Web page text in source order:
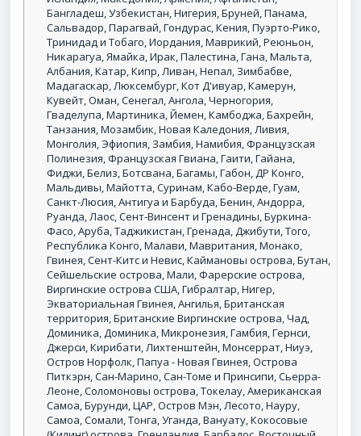
Бангладеш, Узбекистан, Нигерия, Бруней, Панама,
Сальвадор, Парагвай, Гондурас, Кения, Пуэрто-Рико,
Тринидад и Тобаго, Иордания, Маврикий, Реюньон,
Никарагуа, Ямайка, Ирак, Палестина, Гана, Мальта,
Албания, Катар, Кипр, Ливан, Непал, Зимбабве,
Мадагаскар, Люксембург, Кот Д'ивуар, Камерун,
Кувейт, Оман, Сенегал, Ангола, Черногория,
Гваделупа, Мартиника, Йемен, Камбоджа, Бахрейн,
Танзания, Мозамбик, Новая Каледония, Ливия,
Монголия, Эфиопия, Замбия, Намибия, Французская
Полинезия, Французская Гвиана, Гаити, Гайана,
Фиджи, Белиз, Ботсвана, Багамы, Габон, ДР Конго,
Мальдивы, Майотта, Суринам, Кабо-Верде, Гуам,
Санкт-Люсия, Антигуа и Барбуда, Бенин, Андорра,
Руанда, Лаос, Сент-Винсент и Гренадины, Буркина-
Фасо, Аруба, Таджикистан, Гренада, Джибути, Того,
Республика Конго, Малави, Мавритания, Монако,
Гвинея, Сент-Китс и Невис, Каймановы острова, Бутан,
Сейшельские острова, Мали, Фарерские острова,
Виргинские острова США, Гибралтар, Нигер,
Экваториальная Гвинея, Ангилья, Британская
территория, Британские Виргинские острова, Чад,
Доминика, Доминика, Микронезия, Гамбия, Гернси,
Джерси, Кирибати, Лихтенштейн, Монсеррат, Ниуэ,
Остров Норфолк, Папуа - Новая Гвинея, Острова
Питкэрн, Сан-Марино, Сан-Томе и Принсипи, Сьерра-
Леоне, Соломоновы острова, Токелау, Американская
Самоа, Бурунди, ЦАР, Остров Мэн, Лесото, Науру,
Самоа, Сомали, Тонга, Уганда, Вануату, Кокосовые